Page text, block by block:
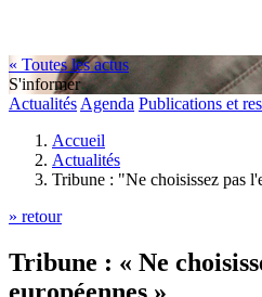
« Toutes les actus
S'informer
Actualités Agenda Publications et
Accueil
Actualités
Tribune : "Ne choisissez pas
» retour
Tribune : « Ne